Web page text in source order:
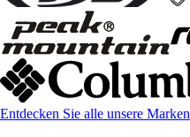
Entdecken Sie alle unsere Marken